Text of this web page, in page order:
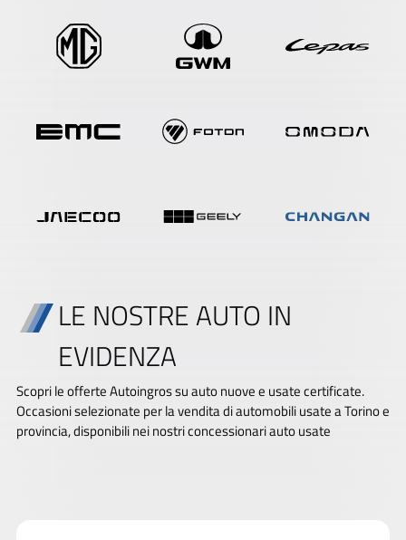
LE NOSTRE AUTO IN
EVIDENZA
Scopri le offerte Autoingros su auto nuove e usate certificate.
Occasioni selezionate per la vendita di automobili usate a Torino e
provincia, disponibili nei nostri concessionari auto usate